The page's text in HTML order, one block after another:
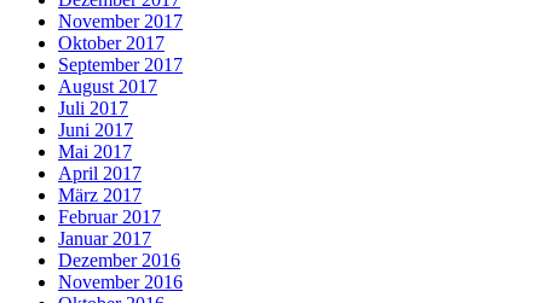
November 2017
Oktober 2017
September 2017
August 2017
Juli 2017
Juni 2017
Mai 2017
April 2017
März 2017
Februar 2017
Januar 2017
Dezember 2016
November 2016